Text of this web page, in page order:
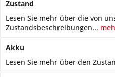
Zustand
Lesen Sie mehr über die von
Zustandsbeschreibungen...
Akku
Lesen Sie mehr über den